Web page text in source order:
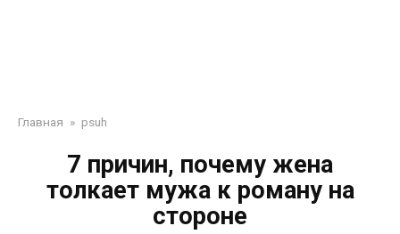
Главная » psuh
7 причин, почему жена
толкает мужа к роману на
стороне